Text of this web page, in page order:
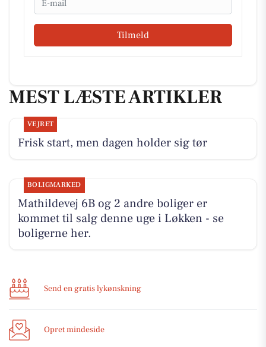
Tilmeld
MEST LÆSTE ARTIKLER
VEJRET
Frisk start, men dagen holder sig tør
BOLIGMARKED
Mathildevej 6B og 2 andre boliger er
kommet til salg denne uge i Løkken - se
boligerne her.
Send en gratis lykønskning
Opret mindeside